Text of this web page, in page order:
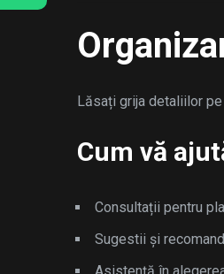
Lăsați grija detaliilor
Cum vă
Consultații pentru
Sugestii și
Asistență în